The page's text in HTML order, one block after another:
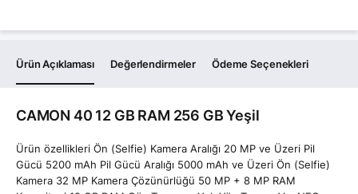
Ürün Açıklaması Değerlendirmeler Ödeme Seçenekleri
CAMON 40 12 GB RAM 256 GB Yeşil
Ürün özellikleri Ön (Selfie) Kamera Aralığı 20 MP ve Üzeri Pil
Gücü 5200 mAh Pil Gücü Aralığı 5000 mAh ve Üzeri Ön (Selfie)
Kamera 32 MP Kamera Çözünürlüğü 50 MP + 8 MP RAM